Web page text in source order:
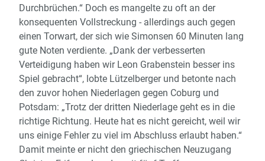
Durchbrüchen.“ Doch es mangelte zu oft an der
konsequenten Vollstreckung - allerdings auch gegen
einen Torwart, der sich wie Simonsen 60 Minuten lang
gute Noten verdiente. „Dank der verbesserten
Verteidigung haben wir Leon Grabenstein besser ins
Spiel gebracht“, lobte Lützelberger und betonte nach
den zuvor hohen Niederlagen gegen Coburg und
Potsdam: „Trotz der dritten Niederlage geht es in die
richtige Richtung. Heute hat es nicht gereicht, weil wir
uns einige Fehler zu viel im Abschluss erlaubt haben.“
Damit meinte er nicht den griechischen Neuzugang